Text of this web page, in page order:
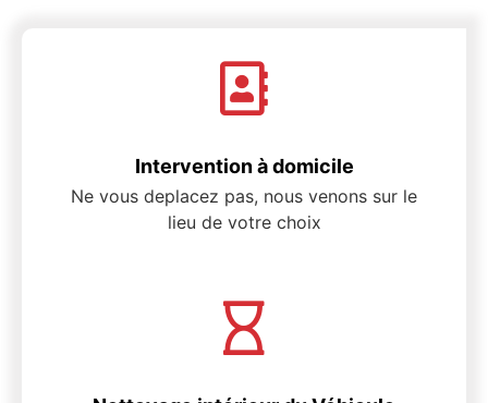
Intervention à domicile
Ne vous deplacez pas, nous venons sur le
lieu de votre choix